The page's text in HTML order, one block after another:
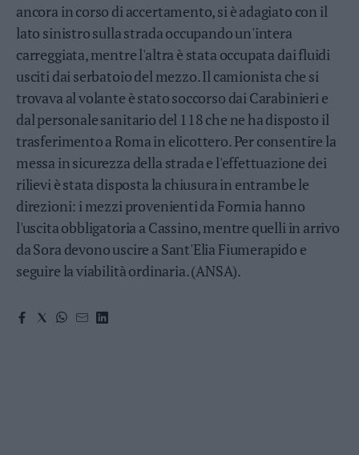
Valle
Laghi
Valsugana
–
Primiero
Vallagarina
Sole
Fiemme
–
Fassa
Giudicarie
Alto
ancora in corso di accertamento, si è adagiato con il
lato sinistro sulla strada occupando un'intera
carreggiata, mentre l'altra è stata occupata dai fluidi
usciti dai serbatoio del mezzo. Il camionista che si
trovava al volante è stato soccorso dai Carabinieri e
dal personale sanitario del 118 che ne ha disposto il
trasferimento a Roma in elicottero. Per consentire la
messa in sicurezza della strada e l'effettuazione dei
rilievi è stata disposta la chiusura in entrambe le
direzioni: i mezzi provenienti da Formia hanno
l'uscita obbligatoria a Cassino, mentre quelli in arrivo
da Sora devono uscire a Sant'Elia Fiumerapido e
seguire la viabilità ordinaria. (ANSA).